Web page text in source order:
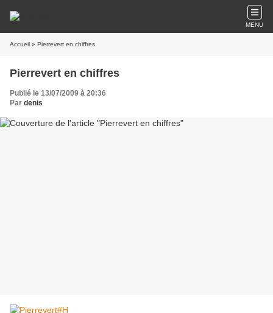
MENU
Accueil » Pierrevert en chiffres
Pierrevert en chiffres
Publié le 13/07/2009 à 20:36
Par denis